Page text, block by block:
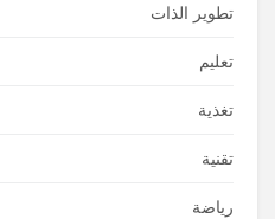
تطوير الذات
تعليم
تغذية
تقنية
رياضة